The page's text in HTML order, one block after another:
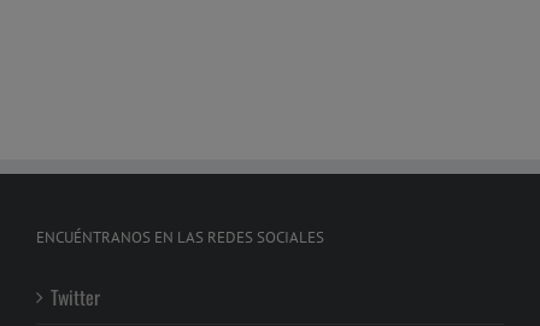
ENCUÉNTRANOS EN LAS REDES SOCIALES
Twitter